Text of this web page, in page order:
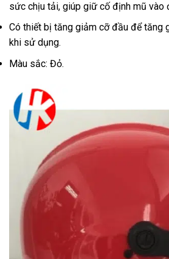
sức chịu tải, giúp giữ cố định mũ vào
Có thiết bị tăng giảm cỡ đầu để tăng
khi sử dụng.
Màu sắc: Đỏ.